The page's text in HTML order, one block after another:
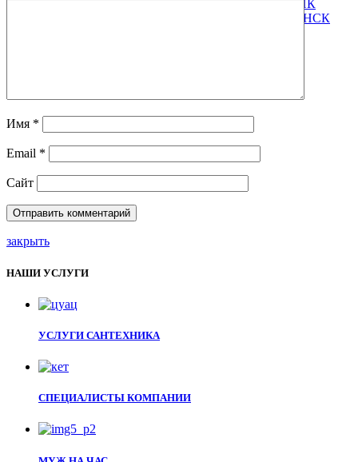
Имя *
Email *
Сайт
закрыть
НАШИ УСЛУГИ
УСЛУГИ САНТЕХНИКА
СПЕЦИАЛИСТЫ КОМПАНИИ